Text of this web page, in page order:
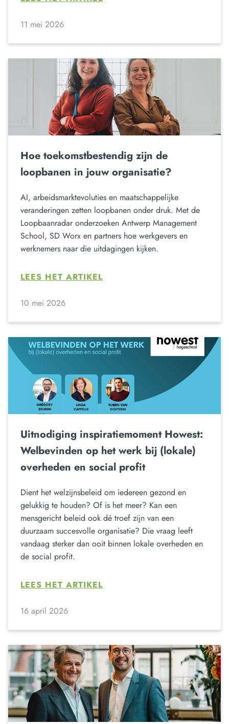
11 mei 2026
Hoe toekomstbestendig zijn de
loopbanen in jouw organisatie?
AI, arbeidsmarktevoluties en maatschappelijke
veranderingen zetten loopbanen onder druk. Met de
Loopbaanradar onderzoeken Antwerp Management
School, SD Worx en partners hoe werkgevers en
werknemers naar die uitdagingen kijken.
LEES HET ARTIKEL
10 mei 2026
Uitnodiging inspiratiemoment Howest:
Welbevinden op het werk bij (lokale)
overheden en social profit
Dient het welzijnsbeleid om iedereen gezond en
gelukkig te houden? Of is het meer? Kan een
mensgericht beleid ook dé troef zijn van een
duurzaam succesvolle organisatie? Die vraag leeft
vandaag sterker dan ooit binnen lokale overheden en
de social profit.
LEES HET ARTIKEL
16 april 2026